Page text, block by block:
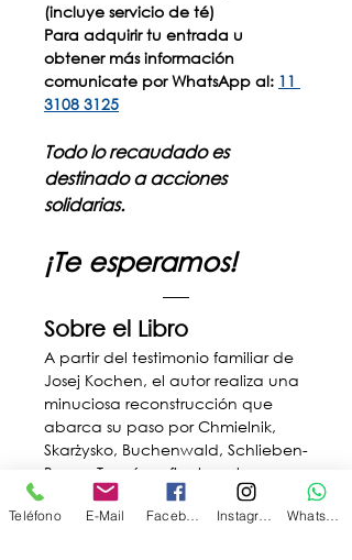
(incluye servicio de té)
Para adquirir tu entrada u
obtener más información
comunicate por WhatsApp al: 11
3108 3125
Todo lo recaudado es
destinado a acciones
solidarias.
¡Te esperamos!
Sobre el Libro
A partir del testimonio familiar de
Josej Kochen, el autor realiza una
minuciosa reconstrucción que
abarca su paso por Chmielnik,
Skarżysko, Buchenwald, Schlieben-
Berga, Terezín y, finalmente,
Buenos Aires.
La obra recupera
Teléfono E-Mail